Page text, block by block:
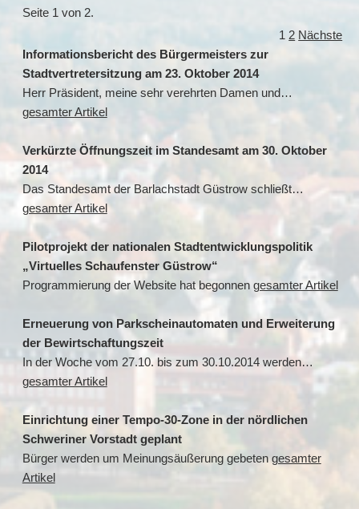
Seite 1 von 2.
1 2 Nächste
Informationsbericht des Bürgermeisters zur
Stadtvertretersitzung am 23. Oktober 2014
Herr Präsident, meine sehr verehrten Damen und…
gesamter Artikel
Verkürzte Öffnungszeit im Standesamt am 30. Oktober
2014
Das Standesamt der Barlachstadt Güstrow schließt…
gesamter Artikel
Pilotprojekt der nationalen Stadtentwicklungspolitik
„Virtuelles Schaufenster Güstrow“
Programmierung der Website hat begonnen gesamter Artikel
Erneuerung von Parkscheinautomaten und Erweiterung
der Bewirtschaftungszeit
In der Woche vom 27.10. bis zum 30.10.2014 werden…
gesamter Artikel
Einrichtung einer Tempo-30-Zone in der nördlichen
Schweriner Vorstadt geplant
Bürger werden um Meinungsäußerung gebetengesamter
Artikel